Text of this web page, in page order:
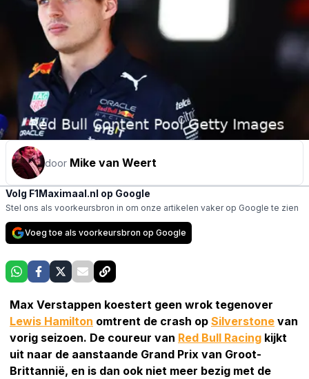
door Mike van Weert
Volg F1Maximaal.nl op Google
Stel ons als voorkeursbron in om onze artikelen vaker op Google te zien
Voeg toe als voorkeursbron op Google
Max Verstappen koestert geen wrok tegenover
Lewis Hamilton omtrent de crash op Silverstone van
vorig seizoen. De coureur van Red Bull Racing kijkt
uit naar de aanstaande Grand Prix van Groot-
Brittannië, en is dan ook niet meer bezig met de